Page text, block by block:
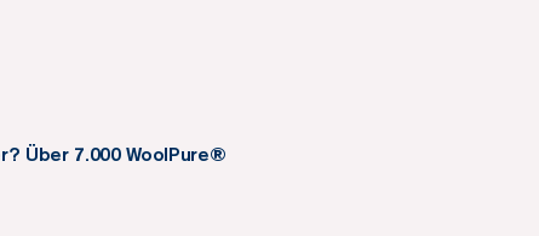
Über 7.000 WoolPure®